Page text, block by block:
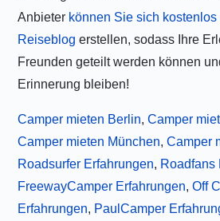
Anbieter können Sie sich
Reiseblog erstellen, sodass Ihre
Freunden geteilt werden können
Erinnerung bleiben!
Camper mieten Berlin,Camper
Camper mieten München,Camper
Roadsurfer Erfahrungen, Roadfans
FreewayCamper Erfahrungen,Off
Erfahrungen, PaulCamper